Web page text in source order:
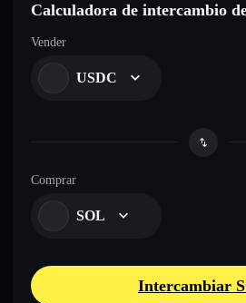
Calculadora de intercambio
Vender
USDC
Comprar
SOL
Intercambiar